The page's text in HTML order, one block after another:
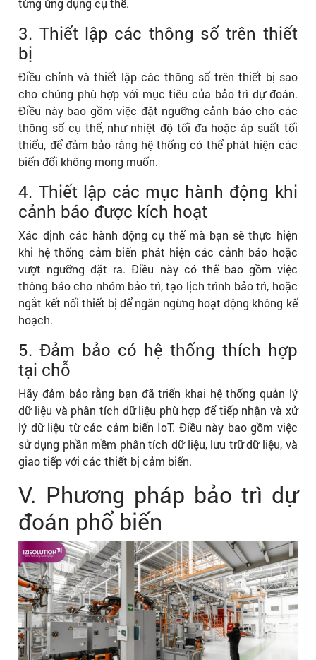
từng ứng dụng cụ thể.
3. Thiết lập các thông số trên thiết
bị
Điều chỉnh và thiết lập các thông số trên thiết bị sao
cho chúng phù hợp với mục tiêu của bảo trì dự đoán.
Điều này bao gồm việc đặt ngưỡng cảnh báo cho các
thông số cụ thể, như nhiệt độ tối đa hoặc áp suất tối
thiểu, để đảm bảo rằng hệ thống có thể phát hiện các
biến đổi không mong muốn.
4. Thiết lập các mục hành động khi
cảnh báo được kích hoạt
Xác định các hành động cụ thể mà bạn sẽ thực hiện
khi hệ thống cảm biến phát hiện các cảnh báo hoặc
vượt ngưỡng đặt ra. Điều này có thể bao gồm việc
thông báo cho nhóm bảo trì, tạo lịch trình bảo trì, hoặc
ngắt kết nối thiết bị để ngăn ngừng hoạt động không kế
hoạch.
5. Đảm bảo có hệ thống thích hợp
tại chỗ
Hãy đảm bảo rằng bạn đã triển khai hệ thống quản lý
dữ liệu và phân tích dữ liệu phù hợp để tiếp nhận và xử
lý dữ liệu từ các cảm biến IoT. Điều này bao gồm việc
sử dụng phần mềm phân tích dữ liệu, lưu trữ dữ liệu, và
giao tiếp với các thiết bị cảm biến.
V. Phương pháp bảo trì dự
đoán phổ biến